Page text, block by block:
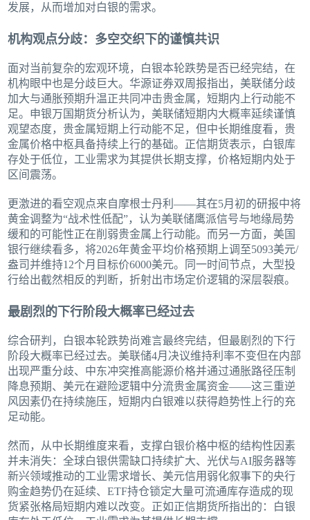
发展，从而增加对白银的需求。
机构观点分歧：多空交织下的谨慎共识
面对当前复杂的宏观环境，白银本轮跌势是否已经完结，在
机构眼中也是分歧巨大。华源证券双周报指出，美联储分歧
加大与通胀预期升温正共同冲击贵金属，短期内上行动能不
足。申银万国期货分析认为，美联储短期内大概率延续谨慎
观望态度，贵金属短期上行动能不足，但中长期维度看，贵
金属价格中枢具备持续上行的基础。正信期货表示，白银库
存处于低位，工业需求为其提供长期支撑，价格短期内处于
区间震荡。
更激进的看空观点来自摩根士丹利——其在5月初的研报中将
黄金调整为“战术性低配”，认为美联储鹰派信号与地缘局势
缓和的可能性正在削弱贵金属上行动能。而另一方面，美国
银行继续看多，将2026年黄金平均价格预期上调至5093美元/
盎司并维持12个月目标价6000美元。同一时间节点，大型投
行给出截然相反的判断，折射出市场定价逻辑的深层裂痕。
最剧烈的下行阶段大概率已经过去
综合研判，白银本轮跌势尚难言最终完结，但最剧烈的下行
阶段大概率已经过去。美联储4月决议维持利率不变但在内部
出现严重分歧、中东冲突推高能源价格并通过通胀路径压制
降息预期、美元在避险逻辑中分流贵金属资金——这三重逆
风因素仍在持续施压，短期内白银难以获得趋势性上行的充
足动能。
然而，从中长期维度来看，支撑白银价格中枢的结构性因素
并未消失：全球白银供需缺口持续扩大、光伏与AI服务器等
新兴领域推动的工业需求增长、美元信用弱化叙事下的央行
购金趋势仍在延续、ETF持仓锁定大量可流通库存造成的现
货紧张格局短期内难以改变。正如正信期货所指出的：白银